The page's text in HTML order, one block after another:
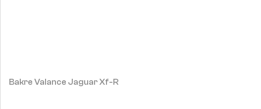
Bakre Valance Jaguar Xf-R